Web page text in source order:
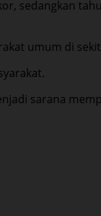
sedangkan
umum di
sarana